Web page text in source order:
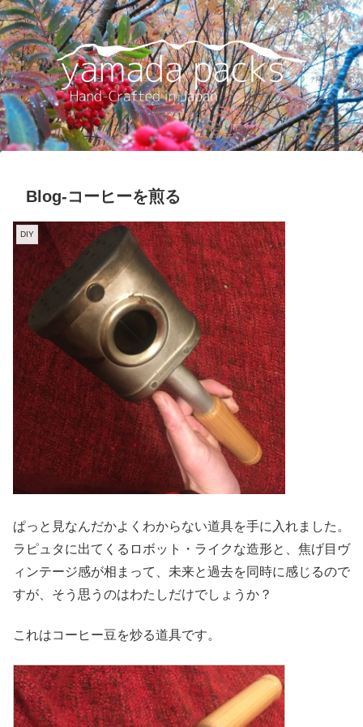
Blog-コーヒーを煎る
DIY
ぱっと見なんだかよくわからない道具を手に入れました。
ラピュタに出てくるロボット・ライクな造形と、焦げ目ヴ
ィンテージ感が相まって、未来と過去を同時に感じるので
すが、そう思うのはわたしだけでしょうか？
これはコーヒー豆を炒る道具です。